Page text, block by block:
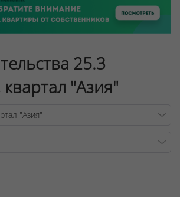
25.3
"Азия"